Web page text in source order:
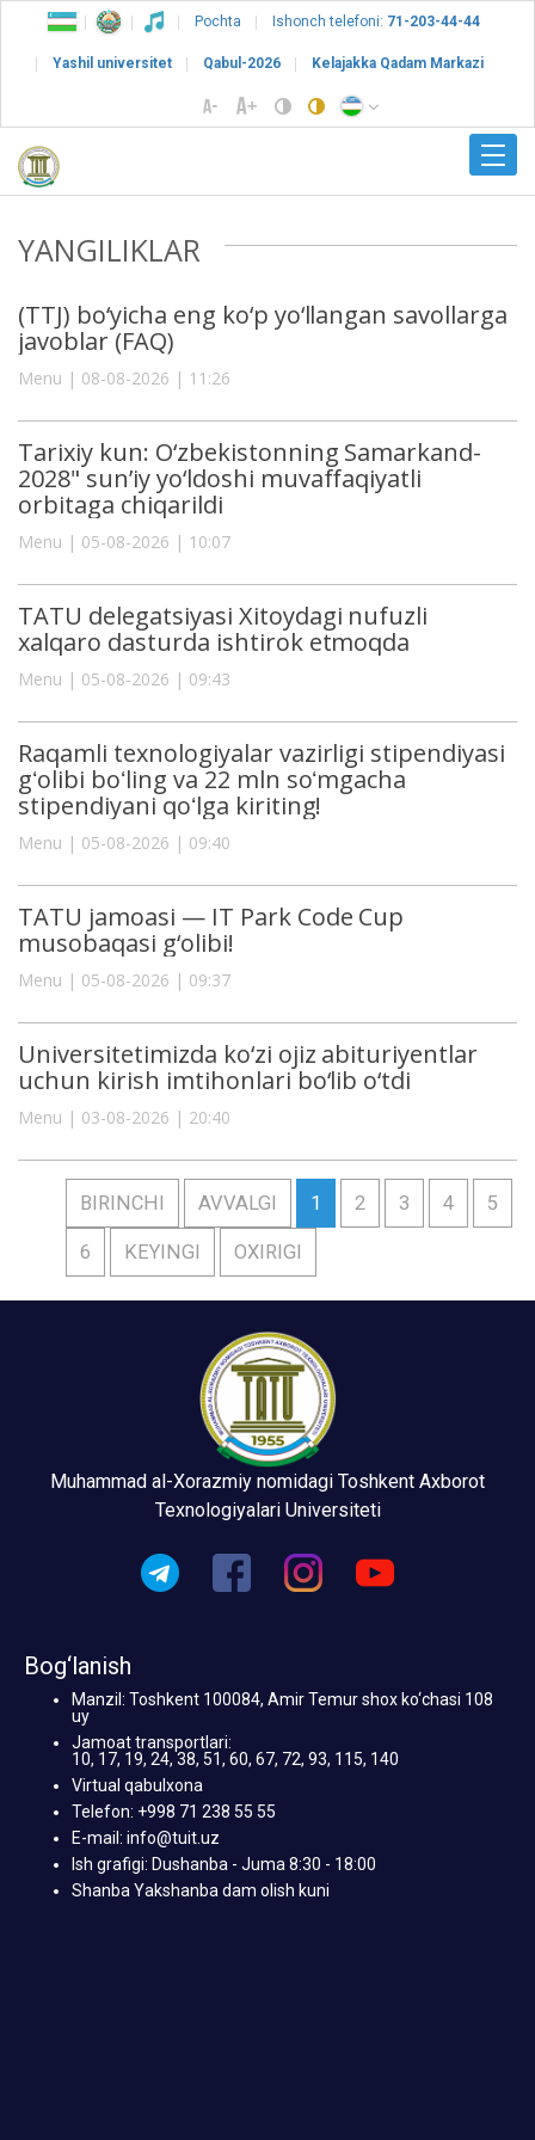
Pochta Ishonch telefoni: 71-203-44-44
Yashil universitet Qabul-2026 Kelajakka Qadam Markazi
YANGILIKLAR
(TTJ) bo‘yicha eng ko‘p yo‘llangan savollarga
javoblar (FAQ)
Menu | 08-08-2026 | 11:26
Tarixiy kun: O‘zbekistonning Samarkand-
2028" sun’iy yo‘ldoshi muvaffaqiyatli
orbitaga chiqarildi
Menu | 05-08-2026 | 10:07
TATU delegatsiyasi Xitoydagi nufuzli
xalqaro dasturda ishtirok etmoqda
Menu | 05-08-2026 | 09:43
Raqamli texnologiyalar vazirligi stipendiyasi
gʻolibi boʻling va 22 mln soʻmgacha
stipendiyani qoʻlga kiriting!
Menu | 05-08-2026 | 09:40
TATU jamoasi — IT Park Code Cup
musobaqasi g‘olibi!
Menu | 05-08-2026 | 09:37
Universitetimizda ko‘zi ojiz abituriyentlar
uchun kirish imtihonlari bo‘lib o‘tdi
Menu | 03-08-2026 | 20:40
BIRINCHI AVVALGI 1 2 3 4 5
6 KEYINGI OXIRIGI
Muhammad al-Xorazmiy nomidagi Toshkent Axborot
Texnologiyalari Universiteti
Bog‘lanish
Manzil: Toshkent 100084, Amir Temur shox ko‘chasi 108
uy
Jamoat transportlari:
10, 17, 19, 24, 38, 51, 60, 67, 72, 93, 115, 140
Virtual qabulxona
Telefon: +998 71 238 55 55
E-mail: info@tuit.uz
Ish grafigi: Dushanba - Juma 8:30 - 18:00
Shanba Yakshanba dam olish kuni